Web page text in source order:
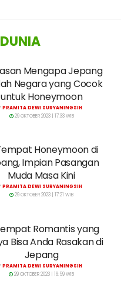
Mengapa Jepang
Negara yang Cocok
untuk Honeymoon
PRAMITA DEWI SURYANINGSIH
29 OKTOBER 2023 | 17:33 WIB
Honeymoon di
Impian Pasangan
Muda Masa Kini
PRAMITA DEWI SURYANINGSIH
29 OKTOBER 2023 | 17:21 WIB
Romantis yang
Bisa Anda Rasakan di
Jepang
PRAMITA DEWI SURYANINGSIH
29 OKTOBER 2023 | 16:59 WIB